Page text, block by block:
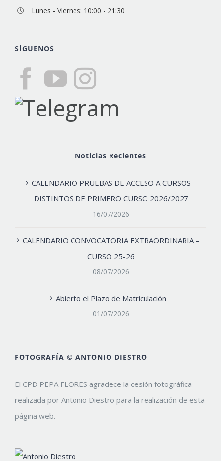
Lunes - Viernes: 10:00 - 21:30
SÍGUENOS
Noticias Recientes
CALENDARIO PRUEBAS DE ACCESO A CURSOS
DISTINTOS DE PRIMERO CURSO 2026/2027
16/07/2026
CALENDARIO CONVOCATORIA EXTRAORDINARIA –
CURSO 25-26
08/07/2026
Abierto el Plazo de Matriculación
01/07/2026
FOTOGRAFÍA © ANTONIO DIESTRO
El CPD PEPA FLORES agradece la cesión fotográfica
realizada por Antonio Diestro para la realización de esta
página web.